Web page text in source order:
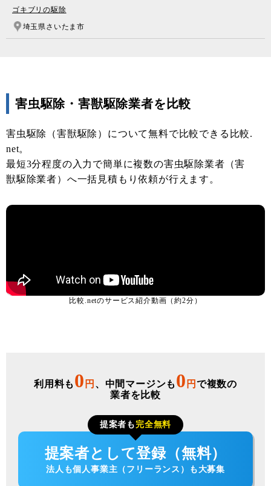
ゴキブリの駆除
埼玉県さいたま市
害虫駆除・害獣駆除業者を比較
害虫駆除（害獣駆除）について無料で比較できる比較.
net。
最短3分程度の入力で簡単に複数の害虫駆除業者（害
獣駆除業者）へ一括見積もり依頼が行えます。
比較.netのサービス紹介動画（約2分）
利用料も 0 円 、中間マージンも 0 円 で複数の
業者を比較
提案者も 完全無料
提案者として登録（無料）
法人も個人事業主（フリーランス）も大募集